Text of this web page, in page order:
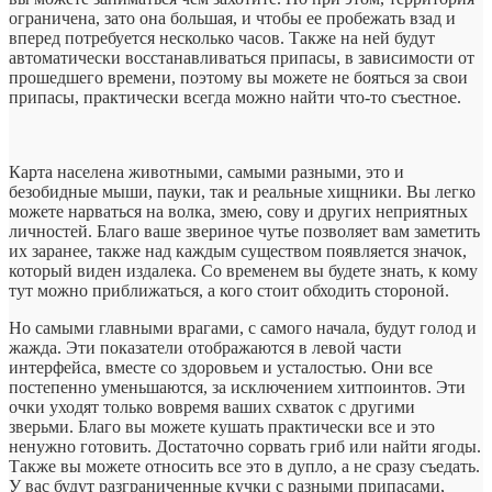
ограничена, зато она большая, и чтобы ее пробежать взад и
вперед потребуется несколько часов. Также на ней будут
автоматически восстанавливаться припасы, в зависимости от
прошедшего времени, поэтому вы можете не бояться за свои
припасы, практически всегда можно найти что-то съестное.
Карта населена животными, самыми разными, это и
безобидные мыши, пауки, так и реальные хищники. Вы легко
можете нарваться на волка, змею, сову и других неприятных
личностей. Благо ваше звериное чутье позволяет вам заметить
их заранее, также над каждым существом появляется значок,
который виден издалека. Со временем вы будете знать, к кому
тут можно приближаться, а кого стоит обходить стороной.
Но самыми главными врагами, с самого начала, будут голод и
жажда. Эти показатели отображаются в левой части
интерфейса, вместе со здоровьем и усталостью. Они все
постепенно уменьшаются, за исключением хитпоинтов. Эти
очки уходят только вовремя ваших схваток с другими
зверьми. Благо вы можете кушать практически все и это
ненужно готовить. Достаточно сорвать гриб или найти ягоды.
Также вы можете относить все это в дупло, а не сразу съедать.
У вас будут разграниченные кучки с разными припасами,